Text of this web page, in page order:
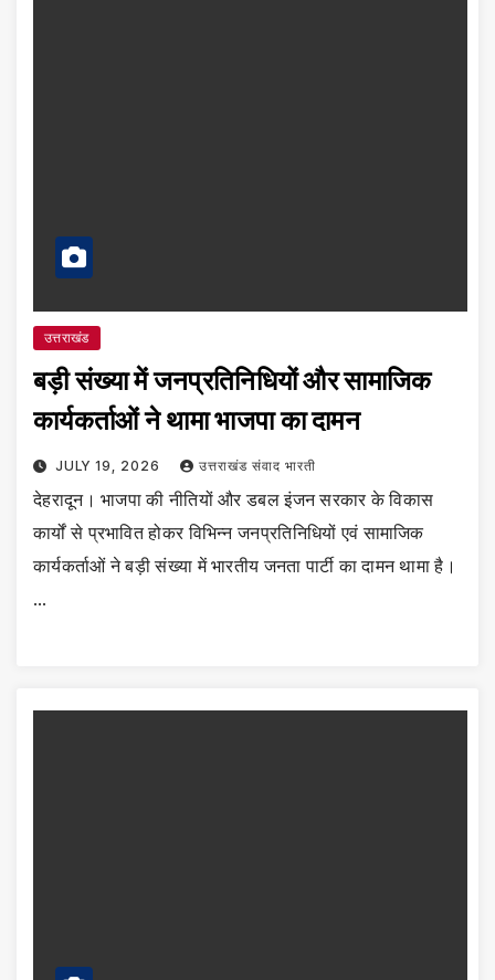
उत्तराखंड
बड़ी संख्या में जनप्रतिनिधियों और सामाजिक
कार्यकर्ताओं ने थामा भाजपा का दामन
JULY 19, 2026 उत्तराखंड संवाद भारती
देहरादून। भाजपा की नीतियों और डबल इंजन सरकार के विकास
कार्यों से प्रभावित होकर विभिन्न जनप्रतिनिधियों एवं सामाजिक
कार्यकर्ताओं ने बड़ी संख्या में भारतीय जनता पार्टी का दामन थामा है।
…